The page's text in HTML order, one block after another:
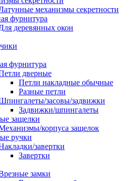
механизмы секретности
фурнитура
деревянных окон
фурнитура
дверные
Петли накладные обычные
Разные петли
засовы/задвижки
Задвижки/шпингалеты
защелки
корпуса защелок
ручки
завертки
Завертки
замки